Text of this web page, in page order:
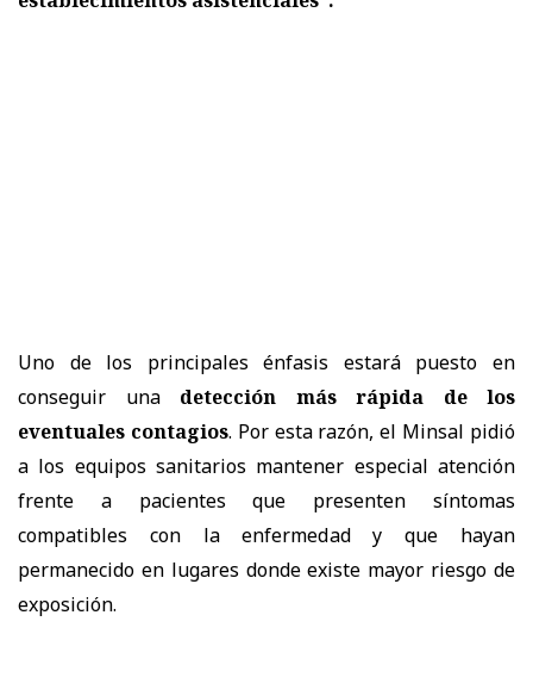
Uno de los principales énfasis estará puesto en
conseguir una detección más rápida de los
eventuales contagios. Por esta razón, el Minsal pidió
a los equipos sanitarios mantener especial atención
frente a pacientes que presenten síntomas
compatibles con la enfermedad y que hayan
permanecido en lugares donde existe mayor riesgo de
exposición.